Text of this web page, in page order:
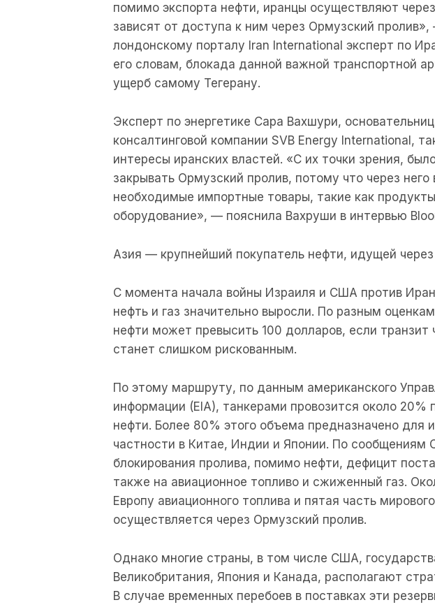
помимо экспорта нефти, иранцы осуществляют
зависят от доступа к ним через Ормузский
лондонскому порталу Iran International эксперт по
его словам, блокада данной важной транспортной
ущерб самому Тегерану.
Эксперт по энергетике Сара Вахшури,
консалтинговой компании SVB Energy International,
интересы иранских властей. «С их точки зрения,
закрывать Ормузский пролив, потому что через
необходимые импортные товары, такие как
оборудование», — пояснила Вахруши в интервью
Азия — крупнейший покупатель нефти, идущей
С момента начала войны Израиля и США против
нефть и газ значительно выросли. По разным
нефти может превысить 100 долларов, если транзит
станет слишком рискованным.
По этому маршруту, по данным американского
информации (EIA), танкерами провозится около 20%
нефти. Более 80% этого объема предназначено для
частности в Китае, Индии и Японии. По сообщениям
блокирования пролива, помимо нефти, дефицит
также на авиационное топливо и сжиженный газ.
Европу авиационного топлива и пятая часть
осуществляется через Ормузский пролив.
Однако многие страны, в том числе США,
Великобритания, Япония и Канада, располагают
В случае временных перебоев в поставках эти